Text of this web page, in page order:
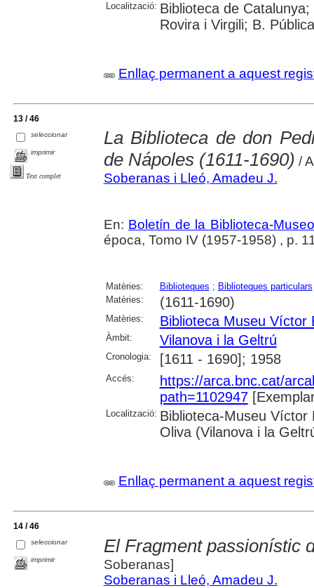
Localització: Biblioteca de
Rovira i Virgili; B.
Enllaç permanent a aquest
13 / 46
seleccionar
imprimir
Text complet
La Biblioteca de don
de Nápoles (1611-1690) /
Soberanas i Lleó, Amadeu J.
En: Boletín de la Biblioteca-
época, Tomo IV (1957-1958) , p.
Matèries: Biblioteques ; Biblioteques particulars
Matèries:
(1611-1690)
Matèries: Biblioteca Museu Víctor
Àmbit: Vilanova i la Geltrú
Cronologia: [1611 - 1690]; 1958
Accés:
https://arca.bnc.cat/
path=1102947
Localització: Biblioteca-Museu Víctor
Oliva (Vilanova i la
Enllaç permanent a aquest
14 / 46
seleccionar
imprimir
El Fragment passionístic
Soberanas]
Soberanas i Lleó, Amadeu J.